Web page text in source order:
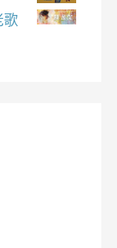
歌